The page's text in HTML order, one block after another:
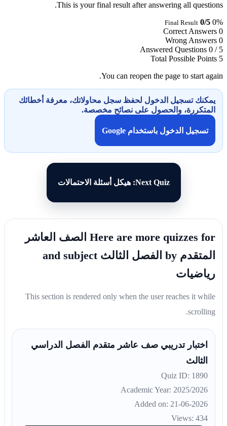
This is your final result after answering all questions.
Final Result 0/5 0%
Correct Answers 0
Wrong Answers 0
Answered Questions 0 / 5
Total Possible Points 5
You can reopen the page to start again.
يمكنك تسجيل الدخول لحفظ سجل محاولاتك، معرفة أخطائك
المتكررة، والحصول على نصائح مخصصة.
تسجيل الدخول باستخدام Google
Next Quiz: هيكل أسئلة الاحتمالات
Here are more quizzes for الصف العاشر
المتقدم by الفصل الثالث and subject
رياضيات
This section is rendered only when the user reaches it while
scrolling.
اختبار تدريبي صف عاشر متقدم الفصل الدراسي
الثالث
Quiz ID: 1890
Academic Year: 2025/2026
Added on: 21-06-2026
Views: 434